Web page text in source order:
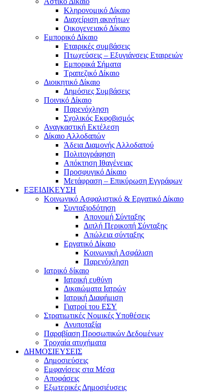
Κληρονομικό Δίκαιο
Διαχείριση ακινήτων
Οικογενειακό Δίκαιο
Εμπορικό Δίκαιο
Εταιρικές συμβάσεις
Πτωχεύσεις – Εξυγιάνσεις Εταιρειών
Εμπορικά Σήματα
Τραπεζικό Δίκαιο
Διοικητικό Δίκαιο
Δημόσιες Συμβάσεις
Ποινικό Δίκαιο
Παρενόχληση
Σχολικός Εκφοβισμός
Αναγκαστική Εκτέλεση
Δίκαιο Αλλοδαπών
Άδεια Διαμονής Αλλοδαπού
Πολιτογράφηση
Απόκτηση Ιθαγένειας
Προσφυγικό Δίκαιο
Μετάφραση – Επικύρωση Εγγράφων
ΕΞΕΙΔΙΚΕΥΣΗ
Κοινωνικό Ασφαλιστικό & Εργατικό Δίκαιο
Συνταξιοδότηση
Απονομή Σύνταξης
Διπλή Περικοπή Σύνταξης
Απώλεια σύνταξης
Εργατικό Δίκαιο
Κοινωνική Ασφάλιση
Παρενόχληση
Ιατρικό δίκαιο
Ιατρική ευθύνη
Δικαιώματα Ιατρών
Ιατρική Διαφήμιση
Γιατροί του ΕΣΥ
Στρατιωτικές Νομικές Υποθέσεις
Ανυποταξία
Παραβίαση Προσωπικών Δεδομένων
Τροχαία ατυχήματα
ΔΗΜΟΣΙΕΥΣΕΙΣ
Δημοσιεύσεις
Εμφανίσεις στα Μέσα
Αποφάσεις
Εξωτερικές Δημοσιέυσεις